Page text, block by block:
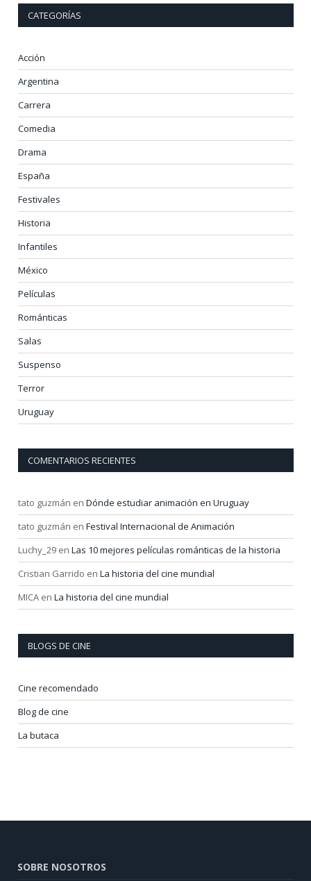
CATEGORÍAS
Acción
Argentina
Carrera
Comedia
Drama
España
Festivales
Historia
Infantiles
México
Películas
Románticas
Salas
Suspenso
Terror
Uruguay
COMENTARIOS RECIENTES
tato guzmán en Dónde estudiar animación en Uruguay
tato guzmán en Festival Internacional de Animación
Luchy_29 en Las 10 mejores películas románticas de la historia
Cristian Garrido en La historia del cine mundial
MICA en La historia del cine mundial
BLOGS DE CINE
Cine recomendado
Blog de cine
La butaca
SOBRE NOSOTROS